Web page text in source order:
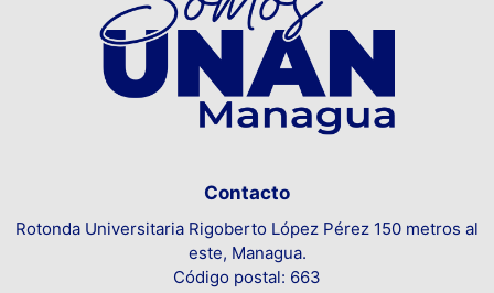
Contacto
Rotonda Universitaria Rigoberto López Pérez 150 metros al
este, Managua.
Código postal: 663